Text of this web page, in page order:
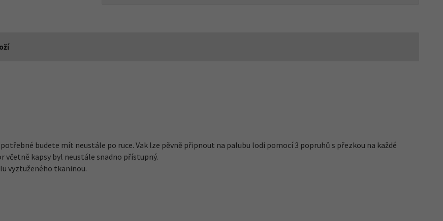
budete mít neustále po ruce. Vak lze pěvně připnout na palubu lodi pomocí 3 popruhů s přezkou na každé
kapsy byl neustále snadno přístupný.
vyztuženého tkaninou.